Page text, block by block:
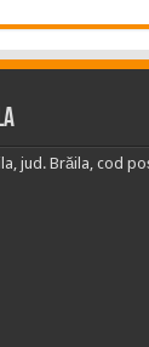
jud. Brăila, cod